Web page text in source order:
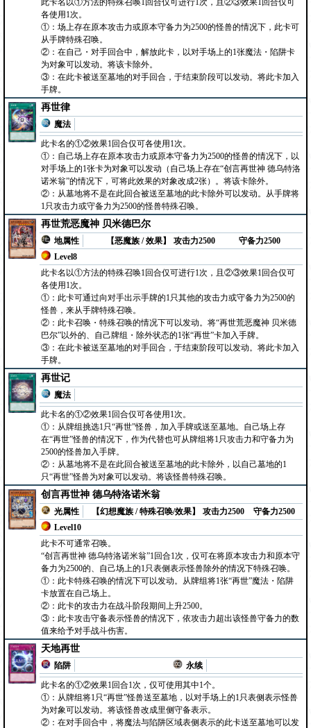
此卡名以①方法的特殊召唤1回合仅可进行1次，且②③效果1回合仅可
各使用1次。
①：场上存在原本攻击力或原本守备力为2500的怪兽的情况下，此卡可
从手牌特殊召唤。
②：在自己・对手回合中，解放此卡，以对手场上的1张魔法・陷阱卡
为对象可以发动。将该卡除外。
③：在此卡被送至墓地的对手回合，于结束阶段可以发动。将此卡加入
手牌。
再世律
魔法
此卡名的①②效果1回合仅可各使用1次。
①：自己场上存在原本攻击力或原本守备力为2500的怪兽的情况下，以
对手场上的1张卡为对象可以发动（自己场上存在“创言再世神 德乌特洛
诺米翁”的情况下，可将此效果的对象改成2张）。将该卡除外。
②：从墓地将不是在此回合被送至墓地的此卡除外可以发动。从手牌将
1只攻击力或守备力为2500的怪兽特殊召唤。
再世荒恶魔神 贝米德巴尔
地属性
【恶魔族 / 效果】
Level8
攻击力2500 守备力2500
此卡名以①方法的特殊召唤1回合仅可进行1次，且②③效果1回合仅可
各使用1次。
①：此卡可通过向对手出示手牌的1只其他的攻击力或守备力为2500的
怪兽，来从手牌特殊召唤。
②：此卡召唤・特殊召唤的情况下可以发动。将“再世荒恶魔神 贝米德
巴尔”以外的、自己牌组・除外状态的1张“再世”卡加入手牌。
③：在此卡被送至墓地的对手回合，于结束阶段可以发动。将此卡加入
手牌。
再世记
魔法
此卡名的①②效果1回合仅可各使用1次。
①：从牌组挑选1只“再世”怪兽，加入手牌或送至墓地。自己场上存
在“再世”怪兽的情况下，作为代替也可从牌组将1只攻击力和守备力为
2500的怪兽加入手牌。
②：从墓地将不是在此回合被送至墓地的此卡除外，以自己墓地的1
只“再世”怪兽为对象可以发动。将该怪兽特殊召唤。
创言再世神 德乌特洛诺米翁
光属性
【幻想魔族 / 特殊召唤/效果】
Level10
攻击力2500 守备力2500
此卡不可通常召唤。
“创言再世神 德乌特洛诺米翁”1回合1次，仅可在将原本攻击力和原本守
备力为2500的、自己场上的1只表侧表示怪兽除外的情况下特殊召唤。
①：此卡特殊召唤的情况下可以发动。从牌组将1张“再世”魔法・陷阱
卡放置在自己场上。
②：此卡的攻击力在战斗阶段期间上升2500。
③：此卡攻击守备表示怪兽的情况下，依攻击力超出该怪兽守备力的数
值来给予对手战斗伤害。
天地再世
陷阱
永续
此卡名的①②效果1回合1次，仅可使用其中1个。
①：从牌组将1只“再世”怪兽送至墓地，以对手场上的1只表侧表示怪兽
为对象可以发动。将该怪兽改成里侧守备表示。
②：在对手回合中，将魔法与陷阱区域表侧表示的此卡送至墓地可以发